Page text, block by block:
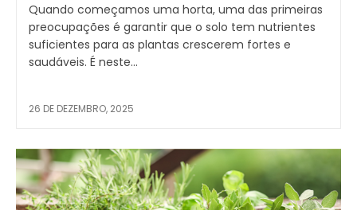
Quando começamos uma horta, uma das primeiras
preocupações é garantir que o solo tem nutrientes
suficientes para as plantas crescerem fortes e
saudáveis. É neste...
26 DE DEZEMBRO, 2025